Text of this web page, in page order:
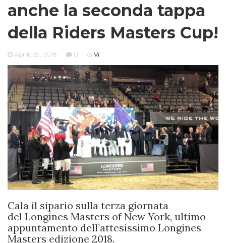
anche la seconda tappa
della Riders Masters Cup!
Aprile 29, 2018 0 di Vi
Cala il sipario sulla terza giornata
del Longines Masters of New York, ultimo
appuntamento dell’attesissimo Longines
Masters edizione 2018.